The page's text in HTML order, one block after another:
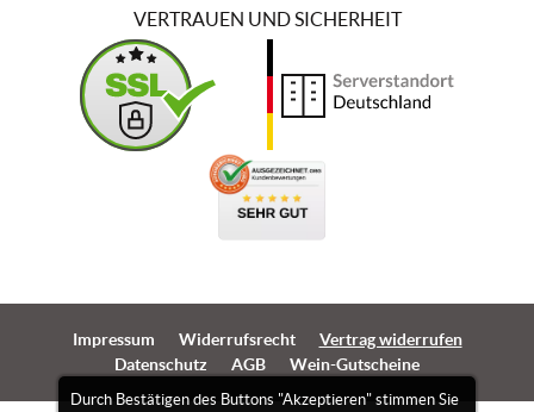
Durch Bestätigen des Buttons "Akzeptieren" stimmen Sie
VERTRAUEN UND SICHERHEIT
Impressum Widerrufsrecht
Vertrag widerrufen
Datenschutz
AGB Wein-Gutscheine